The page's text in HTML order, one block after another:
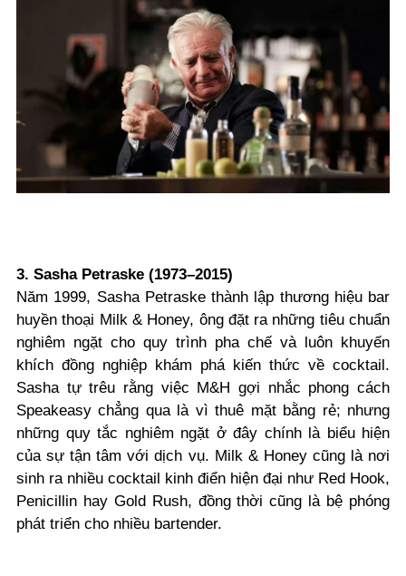
3. Sasha Petraske (1973–2015)
Năm 1999, Sasha Petraske thành lập thương hiệu bar
huyền thoại Milk & Honey, ông đặt ra những tiêu chuẩn
nghiêm ngặt cho quy trình pha chế và luôn khuyến
khích đồng nghiệp khám phá kiến thức về cocktail.
Sasha tự trêu rằng việc M&H gợi nhắc phong cách
Speakeasy chẳng qua là vì thuê mặt bằng rẻ; nhưng
những quy tắc nghiêm ngặt ở đây chính là biểu hiện
của sự tận tâm với dịch vụ. Milk & Honey cũng là nơi
sinh ra nhiều cocktail kinh điển hiện đại như Red Hook,
Penicillin hay Gold Rush, đồng thời cũng là bệ phóng
phát triển cho nhiều bartender.